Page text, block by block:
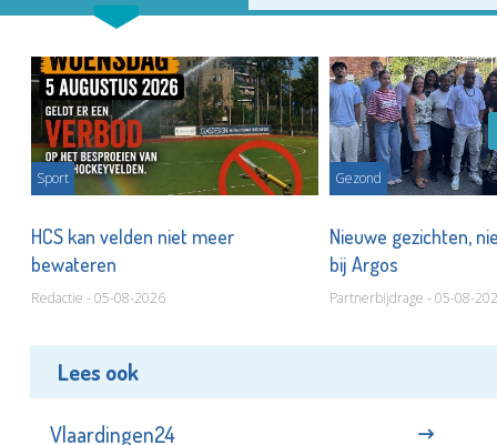
Recent nieuws Meest gelezen nieuws
HCS kan velden niet meer
bewateren
Nieuwe gezichten,
bij Argos
Lees ook